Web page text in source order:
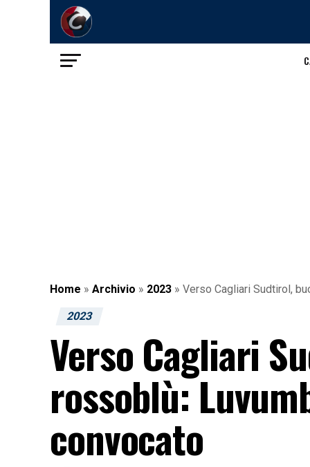
Home » Archivio » 2023 » Verso Cagliari Sudtirol,
2023
Verso Cagliari
rossoblù:
convocato